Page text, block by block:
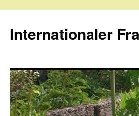
Internationaler